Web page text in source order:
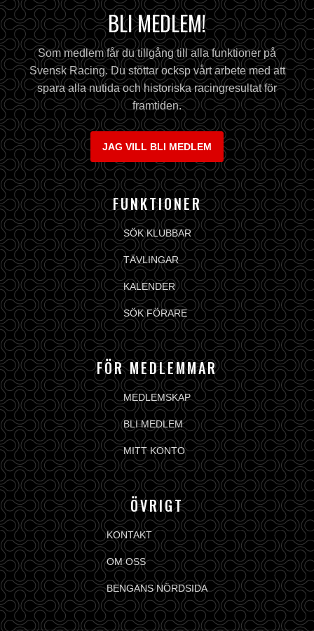
BLI MEDLEM!
Som medlem får du tillgång till alla funktioner på
Svensk Racing. Du stöttar ocksp vårt arbete med att
spara alla nutida och historiska racingresultat för
framtiden.
JAG VILL BLI MEDLEM
FUNKTIONER
SÖK KLUBBAR
TÄVLINGAR
KALENDER
SÖK FÖRARE
FÖR MEDLEMMAR
MEDLEMSKAP
BLI MEDLEM
MITT KONTO
ÖVRIGT
KONTAKT
OM OSS
BENGANS NÖRDSIDA